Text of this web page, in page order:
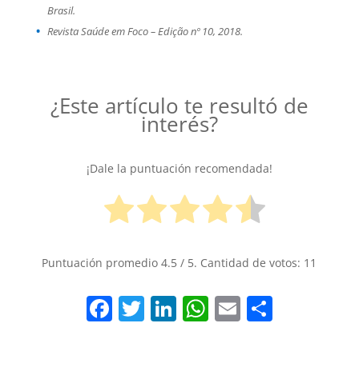
Brasil.
Revista Saúde em Foco – Edição nº 10, 2018.
¿Este artículo te resultó de
interés?
¡Dale la puntuación recomendada!
Puntuación promedio4.5 / 5. Cantidad de votos: 11
F T Li W E